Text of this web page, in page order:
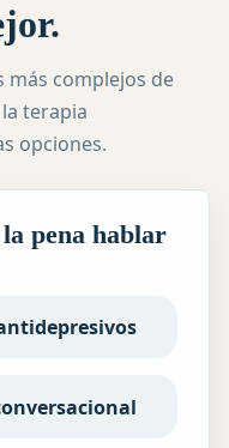
más complejos de
terapia
opciones.
pena hablar